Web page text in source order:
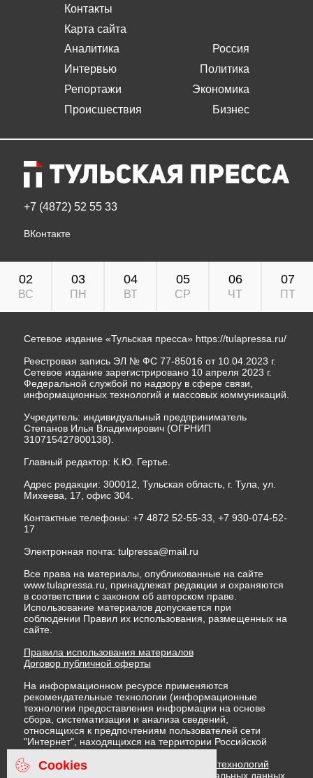
Контакты
Карта сайта
Аналитика
Интервью
Репортажи
Происшествия
Россия
Политика
Экономика
Бизнес
+7 (4872) 52 55 33
ВКонтакте
02
ВС
03
ПН
04
ВТ
05
СР
06
ЧТ
07
ПТ
Сетевое издание «Тульская пресса» https://tulapressa.ru/
Реестровая запись ЭЛ № ФС 77-85016 от 10.04.2023 г.
Сетевое издание зарегистрировано 10 апреля 2023 г.
Федеральной службой по надзору в сфере связи,
информационных технологий и массовых коммуникаций.
Учредитель: индивидуальный предприниматель
Степанов Илья Владимирович (ОГРНИП
310715427800138).
Главный редактор: К.Ю. Гертье.
Адрес редакции: 300012, Тульская область, г. Тула, ул.
Михеева, 17, офис 304.
Контактные телефоны: +7 4872 52-55-33, +7 930-074-52-
17
Электронная почта: tulpressa@mail.ru
Все права на материалы, опубликованные на сайте
www.tulapressa.ru, принадлежат редакции и охраняются
в соответствии с законом об авторском праве.
Использование материалов допускается при
соблюдении Правил их использования, размещенных на
сайте.
Правила использования материалов
Договор публичной оферты
На информационном ресурсе применяются
рекомендательные технологии (информационные
технологии предоставления информации на основе
сбора, систематизации и анализа сведений,
относящихся к предпочтениям пользователей сети
"Интернет", находящихся на территории Российской
Федерации)
Правила применения рекомендательных технологий
Политика в отношении обработки персональных данных
Cookies